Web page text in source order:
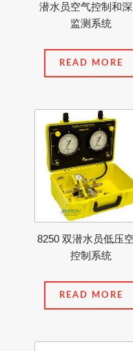
潜水员空气控制和
监测系统
READ MORE
8250 双潜水员低压
控制系统
READ MORE